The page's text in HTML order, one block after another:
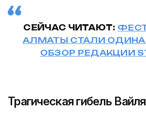
СЕЙЧАС ЧИТАЮТ:
АЛМАТЫ СТАЛИ
ОБЗОР РЕДАКЦИИ
Трагическая гибель Вайля